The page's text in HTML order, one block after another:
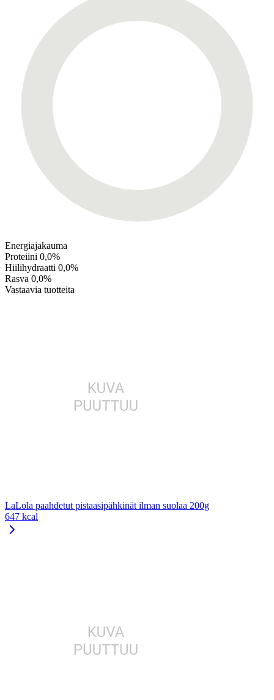
Energiajakauma
Proteiini 0,0%
Hiilihydraatti 0,0%
Rasva 0,0%
Vastaavia tuotteita
LaLola paahdetut pistaasipähkinät ilman suolaa 200g
647 kcal